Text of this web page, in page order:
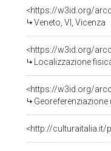
<https://w3id.org/
Veneto, VI, Vicenza
<https://w3id.org/
Localizzazione
<https://w3id.org/
Georeferenziazione
<http://culturaitalia.it/